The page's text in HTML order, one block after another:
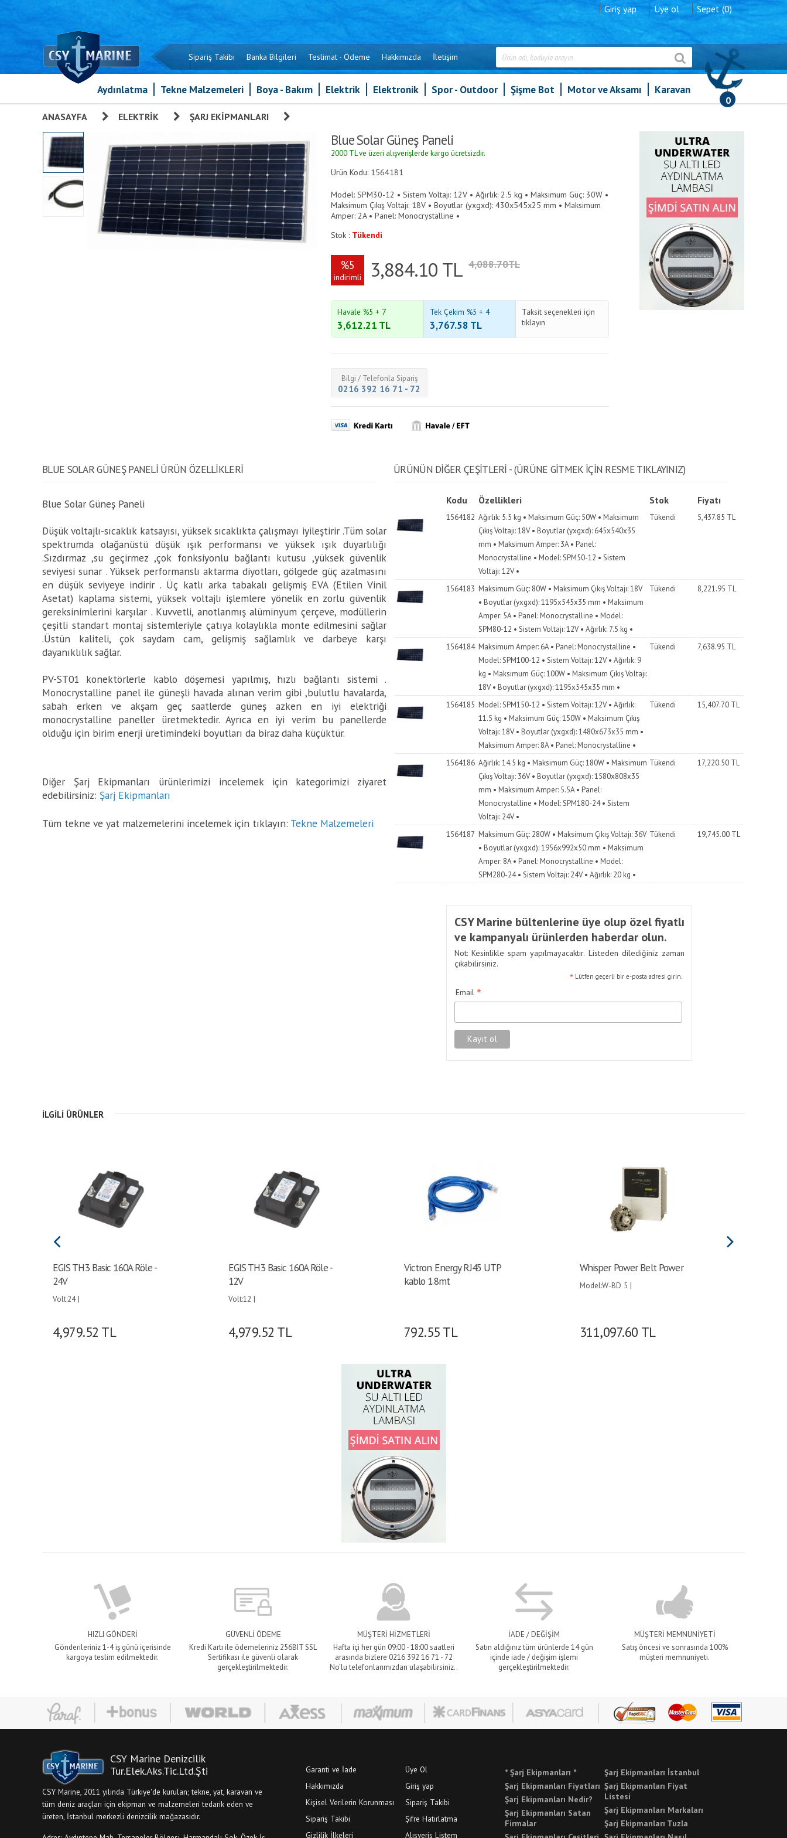
Giriş yap Üye ol Sepet (0)
Sipariş Takibi Banka Bilgileri Teslimat - Ödeme Hakkımızda İletişim
0
Aydınlatma Tekne Malzemeleri Boya - Bakım Elektrik Elektronik Spor - Outdoor Şişme Bot Motor ve Aksamı Karavan
ANASAYFA ELEKTRIK ŞARJ EKIPMANLARI
Blue Solar Güneş Paneli
2000 TL ve üzeri alışverişlerde kargo ücretsizdir.
Ürün Kodu: 1564181
Model: SPM30-12 • Sistem Voltajı: 12V • Ağırlık: 2.5 kg • Maksimum Güç: 30W •
Maksimum Çıkış Voltajı: 18V • Boyutlar (yxgxd): 430x545x25 mm • Maksimum
Amper: 2A • Panel: Monocrystalline •
Stok : Tükendi
%5
indirimli 3,884.10 TL 4,088.70TL
Havale %5 + 7
3,612.21 TL
Tek Çekim %5 + 4
3,767.58 TL
Taksit seçenekleri için
tıklayın
Bilgi / Telefonla Sipariş
0216 392 16 71 - 72
BLUE SOLAR GÜNEŞ PANELI ÜRÜN ÖZELLİKLERİ
Blue Solar Güneş Paneli
Düşük voltajlı-sıcaklık katsayısı, yüksek sıcaklıkta çalışmayı iyileştirir .Tüm solar
spektrumda olağanüstü düşük ışık performansı ve yüksek ışık duyarlılığı
.Sızdırmaz ,su geçirmez ,çok fonksiyonlu bağlantı kutusu ,yüksek güvenlik
seviyesi sunar . Yüksek performanslı aktarma diyotları, gölgede güç azalmasını
en düşük seviyeye indirir . Üç katlı arka tabakalı gelişmiş EVA (Etilen Vinil
Asetat) kaplama sistemi, yüksek voltajlı işlemlere yönelik en zorlu güvenlik
gereksinimlerini karşılar . Kuvvetli, anotlanmış alüminyum çerçeve, modüllerin
çeşitli standart montaj sistemleriyle çatıya kolaylıkla monte edilmesini sağlar
.Üstün kaliteli, çok saydam cam, gelişmiş sağlamlık ve darbeye karşı
dayanıklılık sağlar.
PV-ST01 konektörlerle kablo döşemesi yapılmış, hızlı bağlantı sistemi .
Monocrystalline panel ile güneşli havada alınan verim gibi ,bulutlu havalarda,
sabah erken ve akşam geç saatlerde güneş azken en iyi elektriği
monocrystalline paneller üretmektedir. Ayrıca en iyi verim bu panellerde
olduğu için birim enerji üretimindeki boyutları da biraz daha küçüktür.
Diğer Şarj Ekipmanları ürünlerimizi incelemek için kategorimizi ziyaret
edebilirsiniz: Şarj Ekipmanları
Tüm tekne ve yat malzemelerini incelemek için tıklayın: Tekne Malzemeleri
ÜRÜNÜN DİĞER ÇEŞİTLERİ - (ÜRÜNE GITMEK IÇIN RESME TIKLAYINIZ)
Kodu Özellikleri Stok Fiyatı
1564182 Ağırlık: 5.5 kg • Maksimum Güç: 50W • Maksimum
Çıkış Voltajı: 18V • Boyutlar (yxgxd): 645x540x35
mm • Maksimum Amper: 3A • Panel:
Monocrystalline • Model: SPM50-12 • Sistem
Voltajı: 12V •
Tükendi 5,437.85 TL
1564183 Maksimum Güç: 80W • Maksimum Çıkış Voltajı: 18V
• Boyutlar (yxgxd): 1195x545x35 mm • Maksimum
Amper: 5A • Panel: Monocrystalline • Model:
SPM80-12 • Sistem Voltajı: 12V • Ağırlık: 7.5 kg •
Tükendi 8,221.95 TL
1564184 Maksimum Amper: 6A • Panel: Monocrystalline •
Model: SPM100-12 • Sistem Voltajı: 12V • Ağırlık: 9
kg • Maksimum Güç: 100W • Maksimum Çıkış Voltajı:
18V • Boyutlar (yxgxd): 1195x545x35 mm •
Tükendi 7,638.95 TL
1564185 Model: SPM150-12 • Sistem Voltajı: 12V • Ağırlık:
11.5 kg • Maksimum Güç: 150W • Maksimum Çıkış
Voltajı: 18V • Boyutlar (yxgxd): 1480x673x35 mm •
Maksimum Amper: 8A • Panel: Monocrystalline •
Tükendi 15,407.70 TL
1564186 Ağırlık: 14.5 kg • Maksimum Güç: 180W • Maksimum
Çıkış Voltajı: 36V • Boyutlar (yxgxd): 1580x808x35
mm • Maksimum Amper: 5.5A • Panel:
Monocrystalline • Model: SPM180-24 • Sistem
Voltajı: 24V •
Tükendi 17,220.50 TL
1564187 Maksimum Güç: 280W • Maksimum Çıkış Voltajı: 36V
• Boyutlar (yxgxd): 1956x992x50 mm • Maksimum
Amper: 8A • Panel: Monocrystalline • Model:
SPM280-24 • Sistem Voltajı: 24V • Ağırlık: 20 kg •
Tükendi 19,745.00 TL
CSY Marine bültenlerine üye olup özel fiyatlı
ve kampanyalı ürünlerden haberdar olun.
Not: Kesinlikle spam yapılmayacaktır. Listeden dilediğiniz zaman
çıkabilirsiniz.
* Lütfen geçerli bir e-posta adresi girin.
Email *
İLGILI ÜRÜNLER
EGIS TH3 Basic 160A Röle -
24V
Volt:24 |
4,979.52 TL
EGIS TH3 Basic 160A Röle -
12V
Volt:12 |
4,979.52 TL
Victron Energy RJ45 UTP
kablo 1.8mt
792.55 TL
Whisper Power Belt Power
Model:W-BD 5 |
311,097.60 TL
HIZLI GÖNDERİ
Gönderileriniz 1-4 iş günü içerisinde
kargoya teslim edilmektedir.
GÜVENLİ ÖDEME
Kredi Kartı ile ödemeleriniz 256BIT SSL
Sertifikası ile güvenli olarak
gerçekleştirilmektedir.
MÜŞTERİ HİZMETLERİ
Hafta içi her gün 09:00 - 18:00 saatleri
arasında bizlere 0216 392 16 71 - 72
No’lu telefonlarımızdan ulaşabilirsiniz..
İADE / DEĞİŞİM
Satın aldığınız tüm ürünlerde 14 gün
içinde iade / değişim işlemi
gerçekleştirilmektedir.
MÜŞTERİ MEMNUNİYETİ
Satış öncesi ve sonrasında 100%
müşteri memnuniyeti.
CSY Marine Denizcilik
Tur.Elek.Aks.Tic.Ltd.Şti
CSY Marine, 2011 yılında Türkiye'de kurulan; tekne, yat, karavan ve
tüm deniz araçları için ekipman ve malzemeleri tedarik eden ve
üreten, İstanbul merkezli denizcilik mağazasıdır.
Garanti ve İade
Hakkımızda
Kişisel Verilerin Korunması
Sipariş Takibi
Gizlilik İlkeleri
Üye Ol
Giriş yap
Sipariş Takibi
Şifre Hatırlatma
Alışveriş Listem
* Şarj Ekipmanları *
Şarj Ekipmanları Fiyatları
Şarj Ekipmanları Nedir?
Şarj Ekipmanları Satan
Firmalar
Şarj Ekipmanları İstanbul
Şarj Ekipmanları Fiyat
Listesi
Şarj Ekipmanları Markaları
Şarj Ekipmanları Tuzla